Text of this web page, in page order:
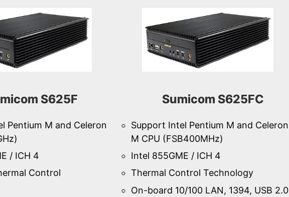
S625F
Pentium M and Celeron
/ ICH 4
Control
Sumicom S625FC
Support Intel Pentium M and Celeron
M CPU (FSB400MHz)
Intel 855GME / ICH 4
Thermal Control Technology
On-board 10/100 LAN, 1394, USB 2.0